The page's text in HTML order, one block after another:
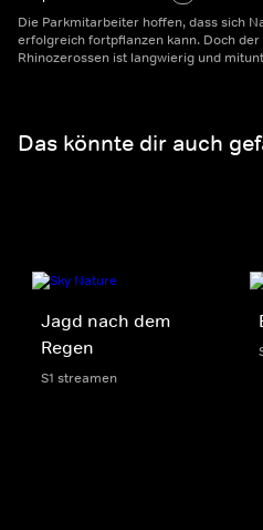
Die Parkmitarbeiter hoffen, dass sich
erfolgreich fortpflanzen kann. Doch
Rhinozerossen ist langwierig und
Das könnte dir auch
Jagd nach dem
Regen
S1 streamen